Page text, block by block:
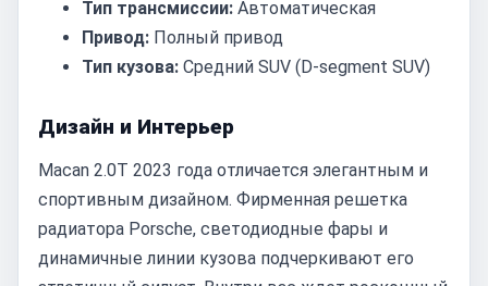
Тип трансмиссии: Автоматическая
Привод: Полный привод
Тип кузова: Средний SUV (D-segment SUV)
Дизайн и Интерьер
Macan 2.0T 2023 года отличается элегантным и
спортивным дизайном. Фирменная решетка
радиатора Porsche, светодиодные фары и
динамичные линии кузова подчеркивают его